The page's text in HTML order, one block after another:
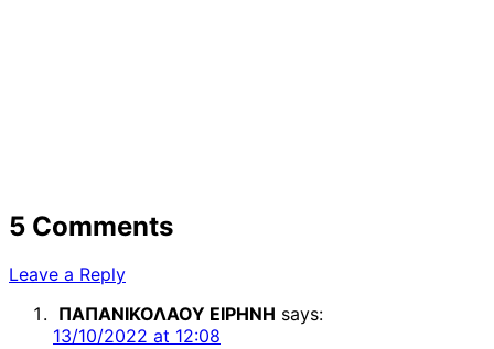
5 Comments
Leave a Reply
ΠΑΠΑΝΙΚΟΛΑΟΥ ΕΙΡΗΝΗ says:
13/10/2022 at 12:08